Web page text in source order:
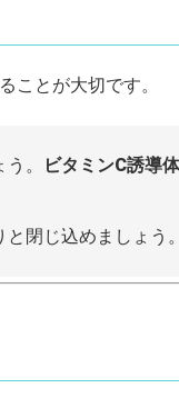
ことが大切です。
。 ビタミンC誘導体
閉じ込めましょう。